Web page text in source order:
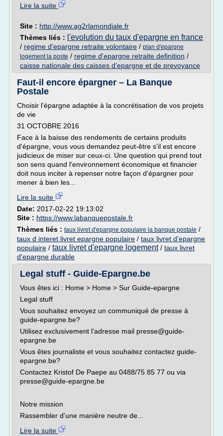
Lire la suite
Site : http://www.ag2rlamondiale.fr
Thèmes liés : l'evolution du taux d'epargne en france
/ regime d'epargne retraite volontaire / plan d'epargne
logement la poste / regime d'epargne retraite definition /
caisse nationale des caisses d'epargne et de prevoyance
Faut-il encore épargner – La Banque
Postale
Choisir l'épargne adaptée à la concrétisation de vos projets
de vie
31 OCTOBRE 2016
Face à la baisse des rendements de certains produits
d'épargne, vous vous demandez peut-être s'il est encore
judicieux de miser sur ceux-ci. Une question qui prend tout
son sens quand l'environnement économique et financier
doit nous inciter à repenser notre façon d'épargner pour
mener à bien les...
Lire la suite
Date: 2017-02-22 19:13:02
Site : https://www.labanquepostale.fr
Thèmes liés : taux livret d'epargne populaire la banque postale /
taux d interet livret epargne populaire / taux livret d'epargne
populaire / taux livret d'epargne logement/ taux livret
d'epargne durable
Legal stuff - Guide-Epargne.be
Vous êtes ici : Home > Home > Sur Guide-epargne
Legal stuff
Vous souhaitez envoyez un communiqué de presse à
guide-epargne.be?
Utilisez exclusivement l'adresse mail presse@guide-
epargne.be
Vous êtes journaliste et vous souhaitez contactez guide-
epargne.be?
Contactez Kristof De Paepe au 0488/75 85 77 ou via
presse@guide-epargne.be
Notre mission
Rassembler d'une manière neutre de...
Lire la suite